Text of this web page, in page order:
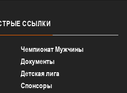
ССЫЛКИ
Чемпионат Мужчины
Документы
Детская лига
Спонсоры